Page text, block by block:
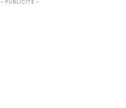
– PUBLICITÉ –